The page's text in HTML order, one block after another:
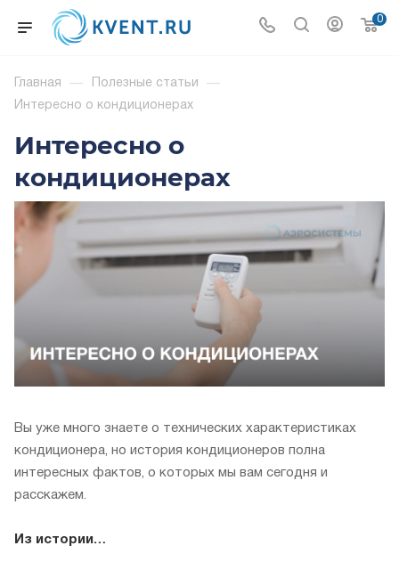
0
Главная — Полезные статьи —
Интересно о кондиционерах
Интересно о
кондиционерах
Вы уже много знаете о технических характеристиках
кондиционера, но история кондиционеров полна
интересных фактов, о которых мы вам сегодня и
расскажем.
Из истории…